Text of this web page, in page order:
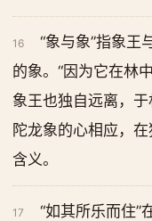
16
“象与象”指象王
的象。“因为它在林
象王也独自远离，
陀龙象的心相应，
含义。
17
“如其所乐而住”